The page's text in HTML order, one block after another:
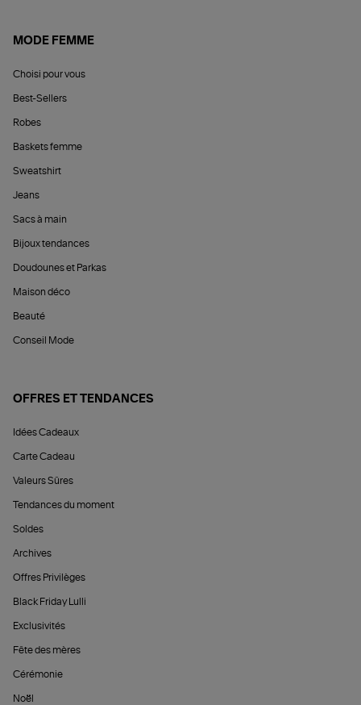
MODE FEMME
Choisi pour vous
Best-Sellers
Robes
Baskets femme
Sweatshirt
Jeans
Sacs à main
Bijoux tendances
Doudounes et Parkas
Maison déco
Beauté
Conseil Mode
OFFRES ET TENDANCES
Idées Cadeaux
Carte Cadeau
Valeurs Sûres
Tendances du moment
Soldes
Archives
Offres Privilèges
Black Friday Lulli
Exclusivités
Fête des mères
Cérémonie
Noël